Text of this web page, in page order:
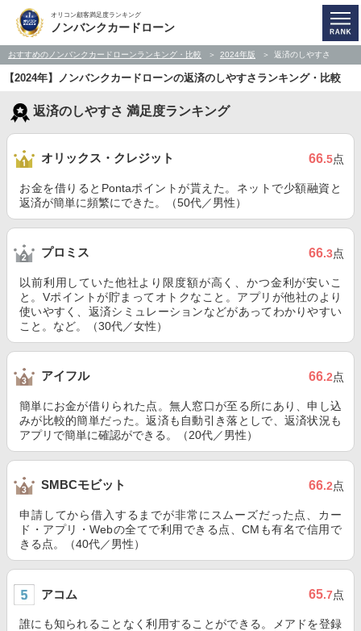
オリコン顧客満足度ランキング
ノンバンクカードローン
おすすめのノンバンクカードローンランキング・比較 2024年版 返済のしやすさ
【2024年】ノンバンクカードローンの返済のしやすさランキング・比較
返済のしやすさ 満足度ランキング
オリックス・クレジット 66.5点
お金を借りるとPontaポイントが貰えた。ネットで少額融資と
返済が簡単に頻繁にできた。（50代／男性）
プロミス 66.3点
以前利用していた他社より限度額が高く、かつ金利が安いこ
と。Vポイントが貯まってオトクなこと。アプリが他社のより
使いやすく、返済シミュレーションなどがあってわかりやすい
こと。など。（30代／女性）
アイフル 66.2点
簡単にお金が借りられた点。無人窓口が至る所にあり、申し込
みが比較的簡単だった。返済も自動引き落としで、返済状況も
アプリで簡単に確認ができる。（20代／男性）
SMBCモビット 66.2点
申請してから借入するまでが非常にスムーズだった点、カー
ド・アプリ・Webの全てで利用できる点、CMも有名で信用で
きる点。（40代／男性）
アコム 65.7点
誰にも知られることなく利用することができる。メアドを登録